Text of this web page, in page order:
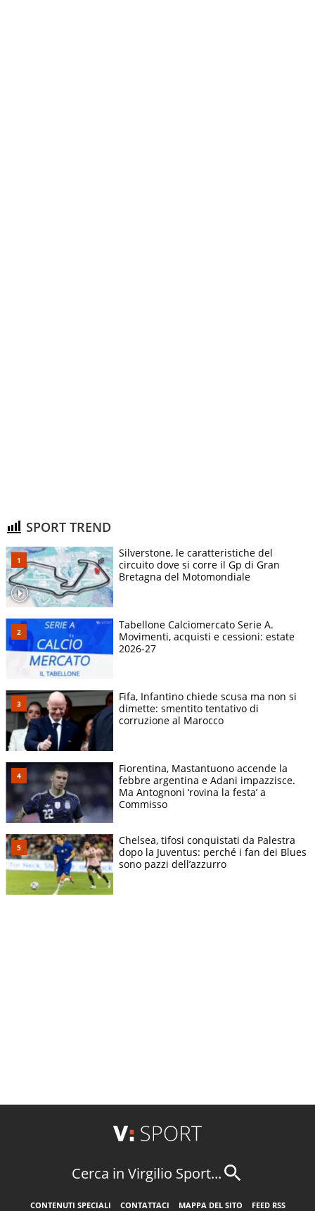
SPORT TREND
Silverstone, le caratteristiche del
circuito dove si corre il Gp di Gran
Bretagna del Motomondiale
Tabellone Calciomercato Serie A.
Movimenti, acquisti e cessioni: estate
2026-27
Fifa, Infantino chiede scusa ma non si
dimette: smentito tentativo di
corruzione al Marocco
Fiorentina, Mastantuono accende la
febbre argentina e Adani impazzisce.
Ma Antognoni ‘rovina la festa’ a
Commisso
Chelsea, tifosi conquistati da Palestra
dopo la Juventus: perché i fan dei Blues
sono pazzi dell’azzurro
Cerca in Virgilio Sport...
CONTENUTI SPECIALI CONTATTACI MAPPA DEL SITO FEED RSS